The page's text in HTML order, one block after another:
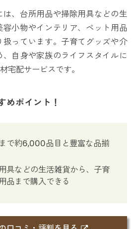
は、台所用品や掃除用具などの生
小物やインテリア、ペット用品
っています。子育てグッズや介
自身や家族のライフスタイルに
宅配サービスです。
めポイント！
で約6,000品目と豊富な品揃
具などの生活雑貨から、子育
品まで購入できる